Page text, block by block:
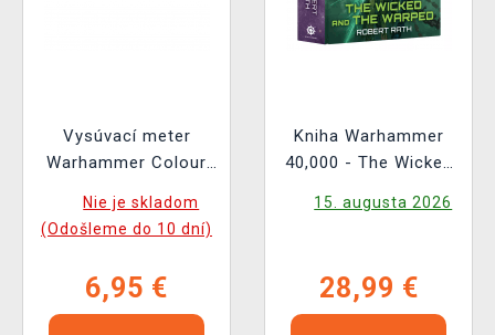
Vysúvací meter
Warhammer Colour
Nie je skladom
(Odošleme do 10 dní)
6,95 €
Kniha Warhammer
40,000 - The Wicked
15. augusta 2026
28,99 €